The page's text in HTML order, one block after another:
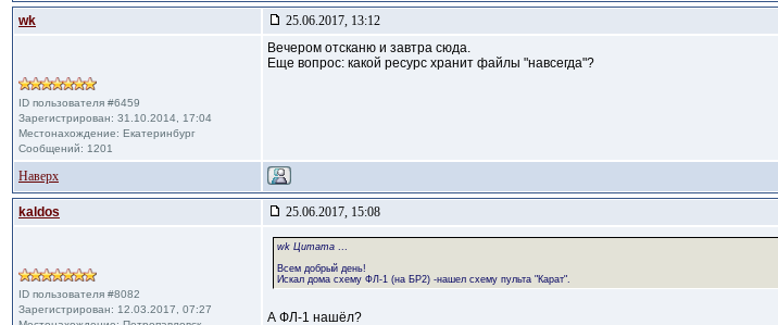
wk 25.06.2017, 13:12
ID пользователя #6459
Зарегистрирован: 31.10.2014, 17:04
Местонахождение: Екатеринбург
Сообщений: 1201
Вечером отсканю и завтра сюда.
Еще вопрос: какой ресурс хранит файлы "навсегда"?
Наверх
kaldos 25.06.2017, 15:08
ID пользователя #8082
Зарегистрирован: 12.03.2017, 07:27
wk Цитата ...
Всем добрый день!
Искал дома схему ФЛ-1 (на БР2) -нашел схему пульта "Карат".
А ФЛ-1 нашёл?